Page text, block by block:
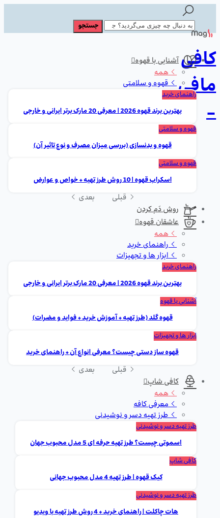
کافی
مافی
-
آشنایی با قهوه
همه
قهوه و سلامتی
راهنمای خرید
بهترین برند قهوه 2026 | معرفی 20 مارک برتر ایرانی و خارجی
قهوه و سلامتی
قهوه و بدنسازی (بررسی میزان مصرف و نوع تاثیر آن)
قهوه و سلامتی
اسکراب قهوه | 10 روش طرز تهیه + خواص و عوارض
قبلی
بعدی
روش دَم کردن
عاشقان قهوه
همه
راهنمای خرید
ابزار ها و تجهیزات
راهنمای خرید
بهترین برند قهوه 2026 | معرفی 20 مارک برتر ایرانی و خارجی
آشنایی با قهوه
قهوه گلد (طرز تهیه + آموزش خرید + فواید و مضرات)
ابزار ها و تجهیزات
قهوه ساز دستی چیست؟ معرفی انواع آن + راهنمای خرید
قبلی
بعدی
کافی شاپ
همه
معرفی کافه
طرز تهیه دسر و نوشیدنی
طرز تهیه دسر و نوشیدنی
اسموتی چیست؟ طرز تهیه حرفه ای 5 مدل محبوب جهان
کافی شاپ
کیک قهوه | طرز تهیه 4 مدل محبوب جهانی
طرز تهیه دسر و نوشیدنی
هات چاکلت | راهنمای خرید + 4 روش طرز تهیه با ویدیو